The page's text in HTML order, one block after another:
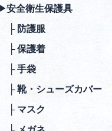
▶︎安全衛⽣保護具
├ 防護服
├ 保護着
├ ⼿袋
├ 靴・シューズカバー
├ マスク